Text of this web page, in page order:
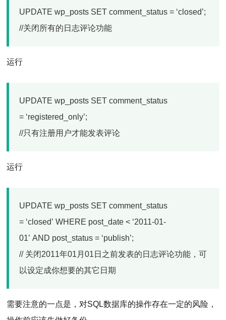
UPDATE wp_posts SET comment_status = ‘closed’;
//关闭所有的日志评论功能
运行
UPDATE wp_posts SET comment_status
= ‘registered_only’;
//只有注册用户才能发表评论
运行
UPDATE wp_posts SET comment_status
= ‘closed’ WHERE post_date < ‘2011-01-
01’ AND post_status = ‘publish’;
// 关闭2011年01月01日之前发表的日志评论功能，可
以设定成你想要的其它日期
需要注意的一点是，对SQL数据库的操作存在一定的风险，